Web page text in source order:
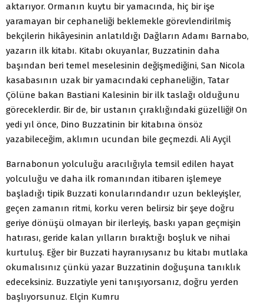
aktarıyor. Ormanın kuytu bir yamacında, hiç bir işe
yaramayan bir cephaneliği beklemekle görevlendirilmiş
bekçilerin hikâyesinin anlatıldığı Dağların Adamı Barnabo,
yazarın ilk kitabı. Kitabı okuyanlar, Buzzatinin daha
başından beri temel meselesinin değişmediğini, San Nicola
kasabasının uzak bir yamacındaki cephaneliğin, Tatar
Çölüne bakan Bastiani Kalesinin bir ilk taslağı olduğunu
göreceklerdir. Bir de, bir ustanın çıraklığındaki güzelliği! On
yedi yıl önce, Dino Buzzatinin bir kitabına önsöz
yazabileceğim, aklımın ucundan bile geçmezdi. Ali Ayçil
Barnabonun yolculuğu aracılığıyla temsil edilen hayat
yolculuğu ve daha ilk romanından itibaren işlemeye
başladığı tipik Buzzati konularındandır uzun bekleyişler,
geçen zamanın ritmi, korku veren belirsiz bir şeye doğru
geriye dönüşü olmayan bir ilerleyiş, baskı yapan geçmişin
hatırası, geride kalan yılların bıraktığı boşluk ve nihai
kurtuluş. Eğer bir Buzzati hayranıysanız bu kitabı mutlaka
okumalısınız çünkü yazar Buzzatinin doğuşuna tanıklık
edeceksiniz. Buzzatiyle yeni tanışıyorsanız, doğru yerden
başlıyorsunuz. Elçin Kumru